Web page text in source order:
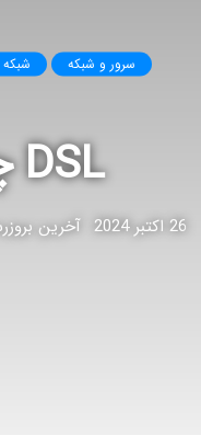
سرور و شبکه شبکه
DSL چیست؟ مرفی فناور DSL
26 اکتبر 2024 آخرین بروزرسانی: 31